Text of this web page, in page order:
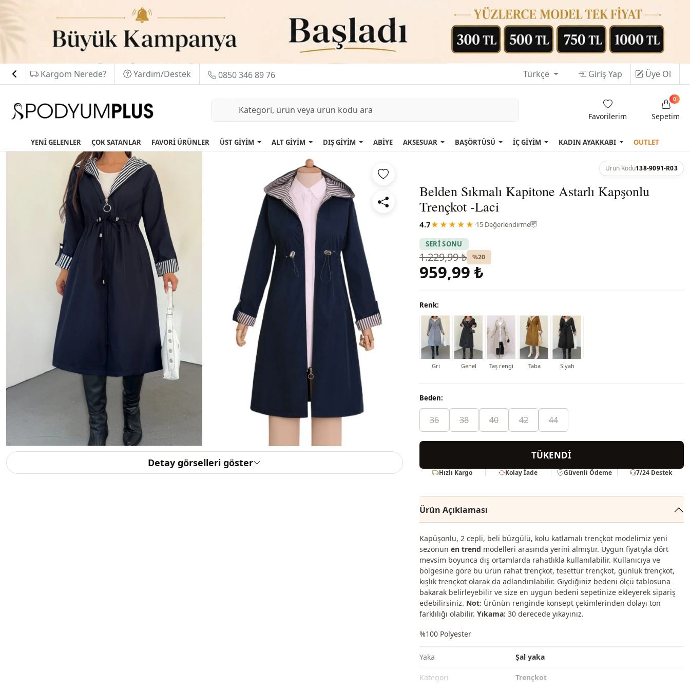
Kargom Nerede? Yardım/Destek 0850 346 89 76 Türkçe Giriş Yap Üye Ol
Favorilerim Sepetim
0
YENİ GELENLER ÇOK SATANLAR FAVORİ ÜRÜNLER ÜST GİYİM ALT GİYİM DIŞ GİYİM ABİYE AKSESUAR BAŞÖRTÜSÜ İÇ GİYİM KADIN AYAKKABI OUTLET
Detay görselleri göster
Ürün Kodu138-9091-R03
Belden Sıkmalı Kapitone Astarlı Kapşonlu
Trençkot -Laci
4.7★★★★★ ·15 Değerlendirme
SERİ SONU
1.229,99 ₺ %20
959,99 ₺
Renk:
Gri Genel Taş rengi Taba Siyah
Beden:
36 38 40 42 44
TÜKENDİ
Hızlı Kargo Kolay İade Güvenli Ödeme 7/24 Destek
Ürün Açıklaması
Kapüşonlu, 2 cepli, beli büzgülü, kolu katlamalı trençkot modelimiz yeni
sezonun en trend modelleri arasında yerini almıştır. Uygun fiyatıyla dört
mevsim boyunca dış ortamlarda rahatlıkla kullanılabilir. Kullanıcıya ve
bölgesine göre bu ürün rahat trençkot, tesettür trençkot, günlük trençkot,
kışlık trençkot olarak da adlandırılabilir. Giydiğiniz bedeni ölçü tablosuna
bakarak belirleyebilir ve size en uygun bedeni sepetinize ekleyerek sipariş
edebilirsiniz. Not: Ürünün renginde konsept çekimlerinden dolayı ton
farklılığı olabilir. Yıkama: 30 derecede yıkayınız.
%100 Polyester
Yaka Şal yaka
Kategori̇ Trençkot